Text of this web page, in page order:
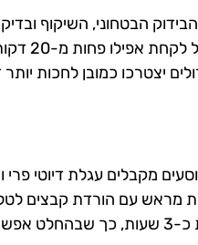
הבטחוני, השיקוף
יכולה לארוך כמה שעות. אם
יצטרכו כמובן לחכות יותר
מקבלים עגלת דיוטי פרי
באמצעות התכוננות מראש עם הורדת
כרית לראש ובעיקר הרבה סבלנות. הטיסה חזרה, אגב, היא מעט קצרה יותר, ואורכת